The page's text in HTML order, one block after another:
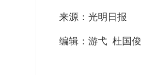
来源：光明日报
编辑：游弋 杜国俊